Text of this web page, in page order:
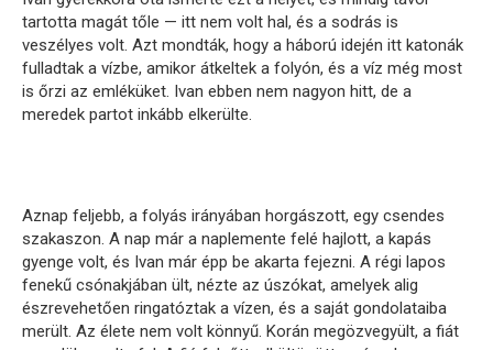
tartotta magát tőle — itt nem volt hal, és a sodrás is
veszélyes volt. Azt mondták, hogy a háború idején itt katonák
fulladtak a vízbe, amikor átkeltek a folyón, és a víz még most
is őrzi az emléküket. Ivan ebben nem nagyon hitt, de a
meredek partot inkább elkerülte.
Aznap feljebb, a folyás irányában horgászott, egy csendes
szakaszon. A nap már a naplemente felé hajlott, a kapás
gyenge volt, és Ivan már épp be akarta fejezni. A régi lapos
fenekű csónakjában ült, nézte az úszókat, amelyek alig
észrevehetően ringatóztak a vízen, és a saját gondolataiba
merült. Az élete nem volt könnyű. Korán megözvegyült, a fiát